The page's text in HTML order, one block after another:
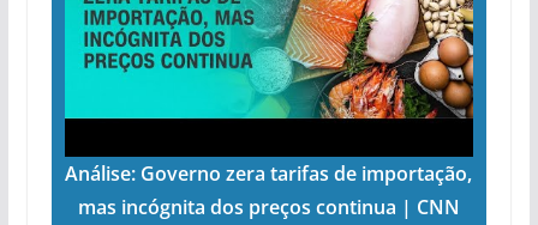
Análise: Governo zera tarifas de importação,
mas incógnita dos preços continua | CNN